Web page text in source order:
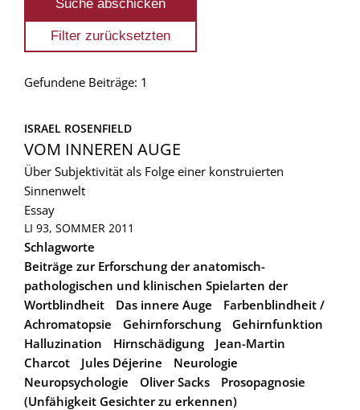
Gefundene Beiträge: 1
ISRAEL ROSENFIELD
VOM INNEREN AUGE
Über Subjektivität als Folge einer konstruierten
Sinnenwelt
Essay
LI 93, SOMMER 2011
Schlagworte
Beiträge zur Erforschung der anatomisch-
pathologischen und klinischen Spielarten der
Wortblindheit
Das innere Auge
Farbenblindheit /
Achromatopsie
Gehirnforschung
Gehirnfunktion
Halluzination
Hirnschädigung
Jean-Martin
Charcot
Jules Déjerine
Neurologie
Neuropsychologie
Oliver Sacks
Prosopagnosie
(Unfähigkeit Gesichter zu erkennen)